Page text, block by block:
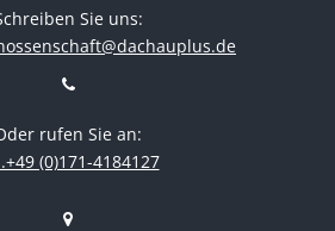
Sie uns:
rufen Sie an:
(0)171-4184127